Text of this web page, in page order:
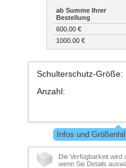
ab Summe Ihrer
Bestellung
600.00 €
1000.00 €
Schulterschutz-Größe:
Anzahl:
Infos und
Die Verfügbarkeit wird
wenn Sie Details